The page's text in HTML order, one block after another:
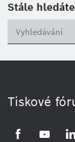
Stále
Tiskové